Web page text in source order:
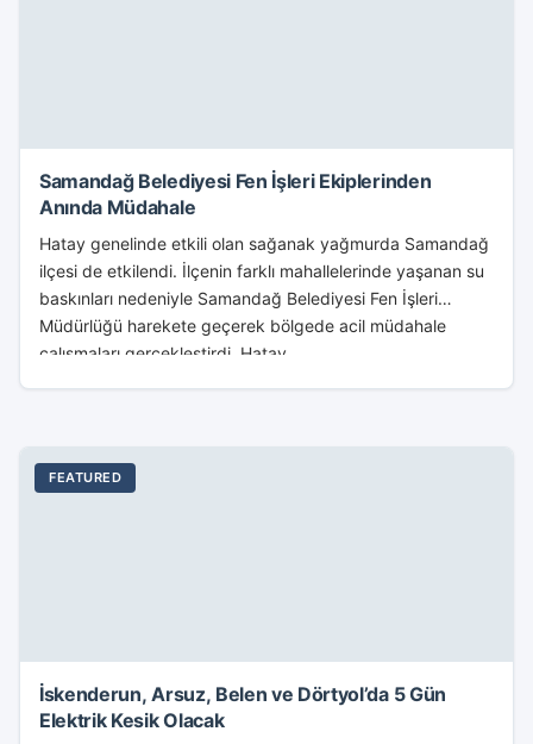
Samandağ Belediyesi Fen İşleri Ekiplerinden
Anında Müdahale
Hatay genelinde etkili olan sağanak yağmurda Samandağ
ilçesi de etkilendi. İlçenin farklı mahallelerinde yaşanan su
baskınları nedeniyle Samandağ Belediyesi Fen İşleri
Müdürlüğü harekete geçerek bölgede acil müdahale
çalışmaları gerçekleştirdi. Hatay...
FEATURED
İskenderun, Arsuz, Belen ve Dörtyol’da 5 Gün
Elektrik Kesik Olacak